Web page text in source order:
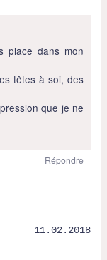
place dans mon
têtes à soi, des
que je ne
Répondre
11.02.2018